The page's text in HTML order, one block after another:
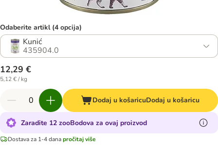
Odaberite artikl (4 opcija)
Kunić
435904.0
12,29 €
5,12 € / kg
Dodaj u košaricuDodaj u košaricu
Zaradite 12 zooBodova za ovaj proizvod
Dostava za 1-4 danapročitaj više